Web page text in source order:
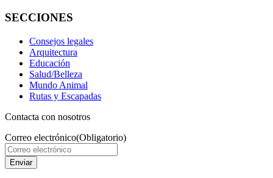
SECCIONES
Consejos legales
Arquitectura
Educación
Salud/Belleza
Mundo Animal
Rutas y Escapadas
Contacta con nosotros
Correo electrónico(Obligatorio)